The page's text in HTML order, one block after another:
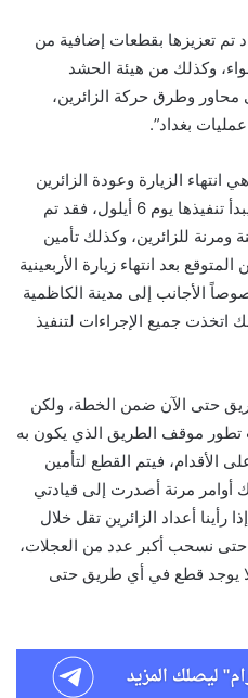
تم تعزيزها بقطعات إضافية من
وكذلك من هيئة الحشد
وطرق حركة الزائرين،
بغداد”.
انتهاء الزيارة وعودة الزائرين
إلى مدينة بغداد، ومن المتوقع أن يبدأ تنفيذها يوم 6 أيلول، فقد تم
للزائرين، وكذلك تأمين
بعد انتهاء زيارة الأربعينية
الأجانب إلى مدينة الكاظمية
اتخذت جميع الإجراءات لتنفيذ
حتى الآن ضمن الخطة، ولكن
تطور موقف الطريق الذي يكون به
الأقدام، فيتم القطع لتأمين
أوامر مرنة أصدرت إلى قيادتي
رأينا أعداد الزائرين تقل خلال
نسحب أكبر عدد من العجلات،
لا يوجد قطع في أي طريق حتى